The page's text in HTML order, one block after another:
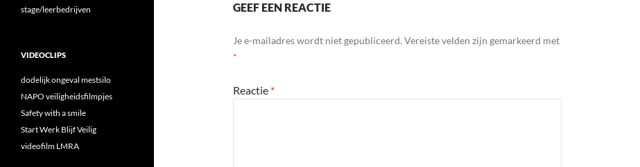
GEEF EEN REACTIE
Je e-mailadres wordt niet gepubliceerd. Vereiste velden zijn gemarkeerd met
*
Reactie *
stage/leerbedrijven
VIDEOCLIPS
dodelijk ongeval mestsilo
NAPO veiligheidsfilmpjes
Safety with a smile
Start Werk Blijf Veilig
videofilm LMRA